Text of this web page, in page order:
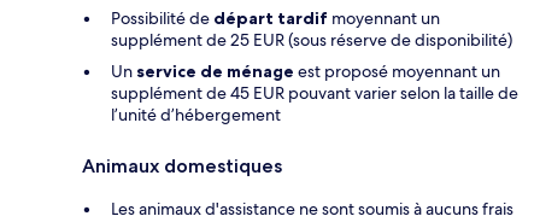
Possibilité de départ tardif moyennant un
supplément de 25 EUR (sous réserve de disponibilité)
Un service de ménage est proposé moyennant un
supplément de 45 EUR pouvant varier selon la taille de
l’unité d’hébergement
Animaux domestiques
Les animaux d'assistance ne sont soumis à aucuns frais